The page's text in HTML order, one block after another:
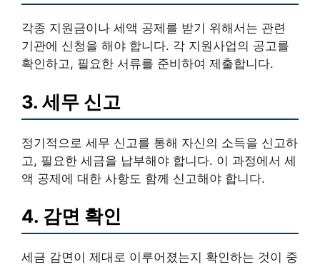
각종 지원금이나 세액 공제를 받기 위해서는 관련
기관에 신청을 해야 합니다. 각 지원사업의 공고를
확인하고, 필요한 서류를 준비하여 제출합니다.
3. 세무 신고
정기적으로 세무 신고를 통해 자신의 소득을 신고하
고, 필요한 세금을 납부해야 합니다. 이 과정에서 세
액 공제에 대한 사항도 함께 신고해야 합니다.
4. 감면 확인
세금 감면이 제대로 이루어졌는지 확인하는 것이 중